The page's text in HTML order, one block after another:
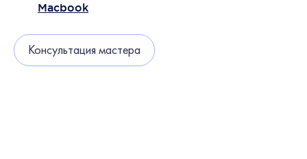
Macbook
Консультация мастера